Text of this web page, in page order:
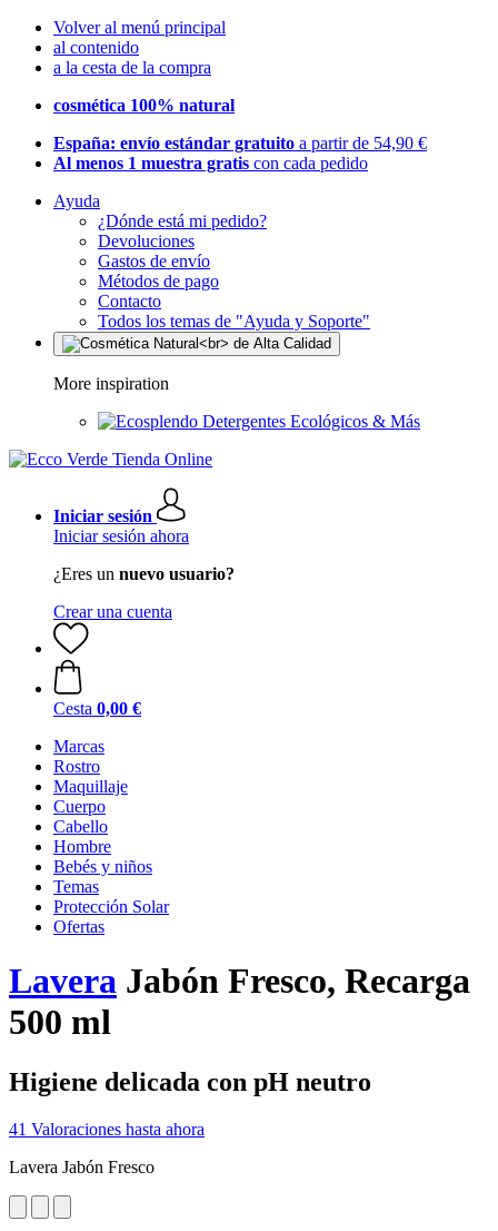
Volver al menú principal
al contenido
a la cesta de la compra
cosmética 100% natural
España: envío estándar gratuito a partir de 54,90 €
Al menos 1 muestra gratis con cada pedido
Ayuda
¿Dónde está mi pedido?
Devoluciones
Gastos de envío
Métodos de pago
Contacto
Todos los temas de "Ayuda y Soporte"
More inspiration
Detergentes Ecológicos & Más
Iniciar sesión
Iniciar sesión ahora
¿Eres un nuevo usuario?
Crear una cuenta
Cesta 0,00 €
Marcas
Rostro
Maquillaje
Cuerpo
Cabello
Hombre
Bebés y niños
Temas
Protección Solar
Ofertas
Lavera Jabón Fresco, Recarga
500 ml
Higiene delicada con pH neutro
41 Valoraciones hasta ahora
Lavera Jabón Fresco